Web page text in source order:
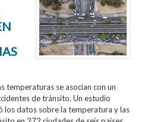
temperaturas se asocian con un
de tránsito. Un estudio
los datos sobre la temperatura y las